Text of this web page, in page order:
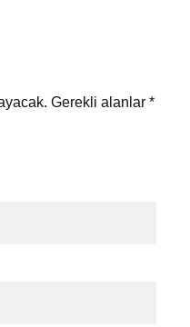
Gerekli alanlar *